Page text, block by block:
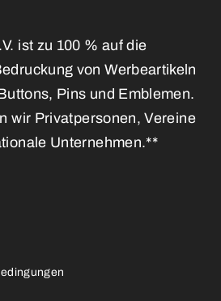
ist zu 100 % auf die
von Werbeartikeln
Pins und Emblemen.
wir Privatpersonen, Vereine
Unternehmen.**